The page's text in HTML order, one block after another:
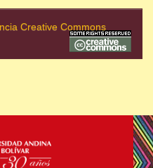
Creative Commons